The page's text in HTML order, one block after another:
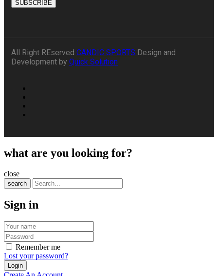
All Right REserved CANDIC SPORTS Design and
Development by Quick Solution
what are you looking for?
close
search
Sign in
Remember me
Lost your password?